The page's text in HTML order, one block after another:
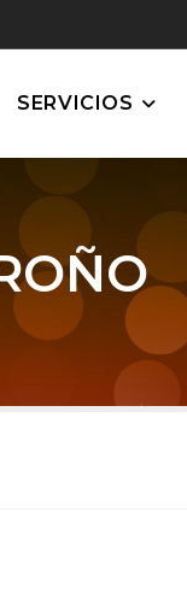
SERVICIOS